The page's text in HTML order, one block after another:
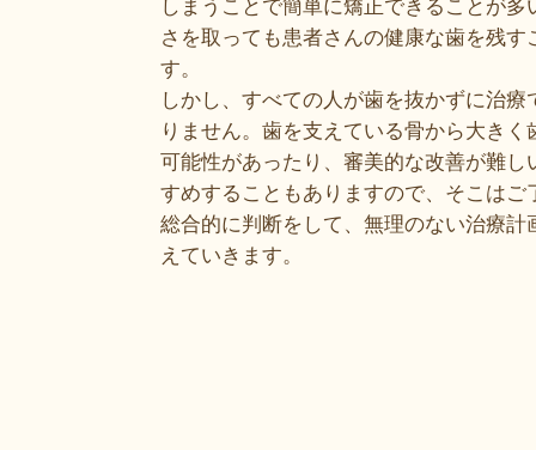
しまうことで簡単に矯正できることが
さを取っても患者さんの健康な歯を残す
す。
しかし、すべての人が歯を抜かずに治
りません。歯を支えている骨から大き
可能性があったり、審美的な改善が難し
すめすることもありますので、そこはご
総合的に判断をして、無理のない治療計
えていきます。